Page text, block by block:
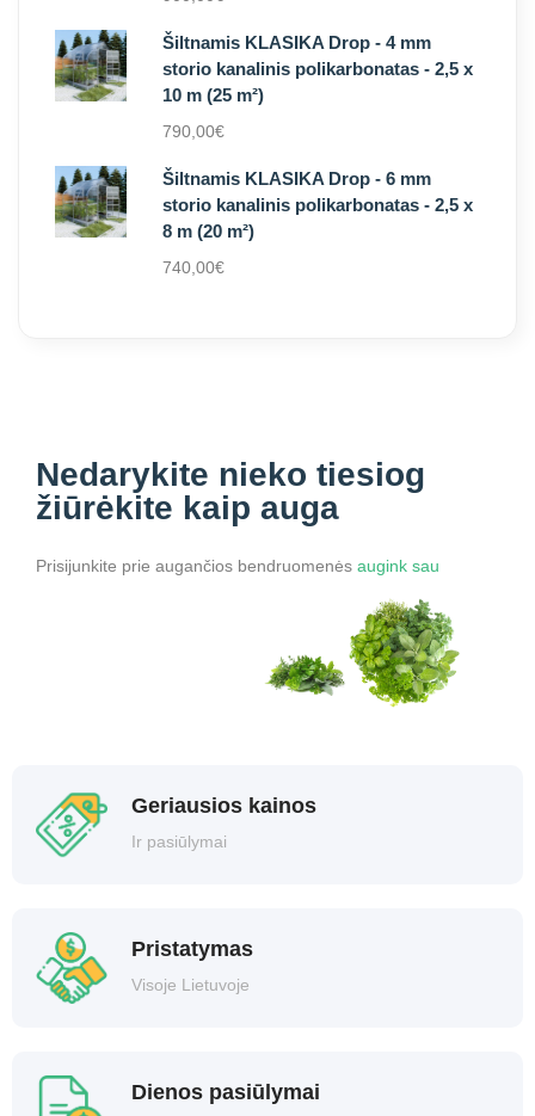
Šiltnamis KLASIKA Drop - 4 mm
storio kanalinis polikarbonatas - 2,5 x
10 m (25 m²)
790,00€
Šiltnamis KLASIKA Drop - 6 mm
storio kanalinis polikarbonatas - 2,5 x
8 m (20 m²)
740,00€
Nedarykite nieko tiesiog
žiūrėkite kaip auga
Prisijunkite prie augančios bendruomenės augink sau
Geriausios kainos
Ir pasiūlymai
Pristatymas
Visoje Lietuvoje
Dienos pasiūlymai